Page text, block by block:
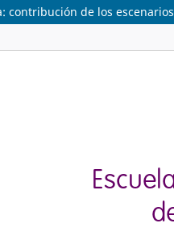
contribución de los